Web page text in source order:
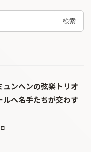
検索
ュンヘンの弦楽トリオ
へ――名手たちが交わす